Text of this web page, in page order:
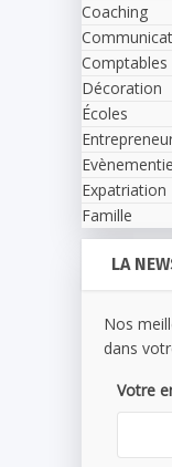
Coaching
Comptables
Décoration
Écoles
Expatriation
Famille
LA
Nos
dans
Votre